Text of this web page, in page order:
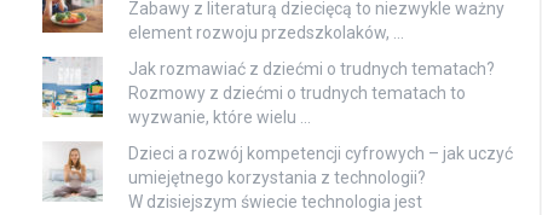
Zabawy z literaturą dziecięcą to niezwykle ważny
element rozwoju przedszkolaków, …
Jak rozmawiać z dziećmi o trudnych tematach?
Rozmowy z dziećmi o trudnych tematach to
wyzwanie, które wielu …
Dzieci a rozwój kompetencji cyfrowych – jak uczyć
umiejętnego korzystania z technologii?
W dzisiejszym świecie technologia jest